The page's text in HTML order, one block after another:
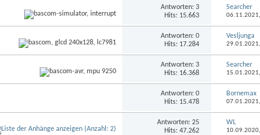
Antworten: 3
Hits: 15.663
Searcher
06.11.2021,
Antworten: 0
Hits: 17.284
Vesljunga
29.01.2021,
Antworten: 3
Hits: 16.368
Searcher
15.01.2021,
Antworten: 0
Hits: 15.478
Bornemax
07.01.2021,
Antworten: 25
Hits: 47.262
WL
10.09.2020,